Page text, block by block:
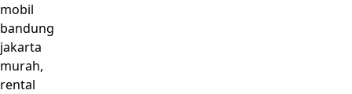
mobil
bandung
jakarta
murah,
rental